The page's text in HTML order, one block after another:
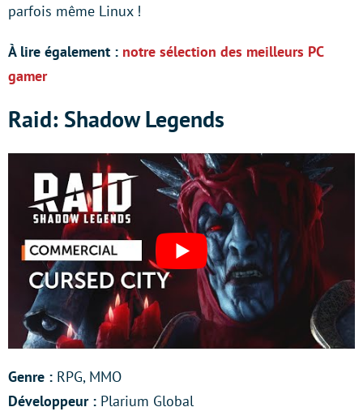
parfois même Linux !
À lire également : notre sélection des meilleurs PC
gamer
Raid: Shadow Legends
Genre : RPG, MMO
Développeur : Plarium Global